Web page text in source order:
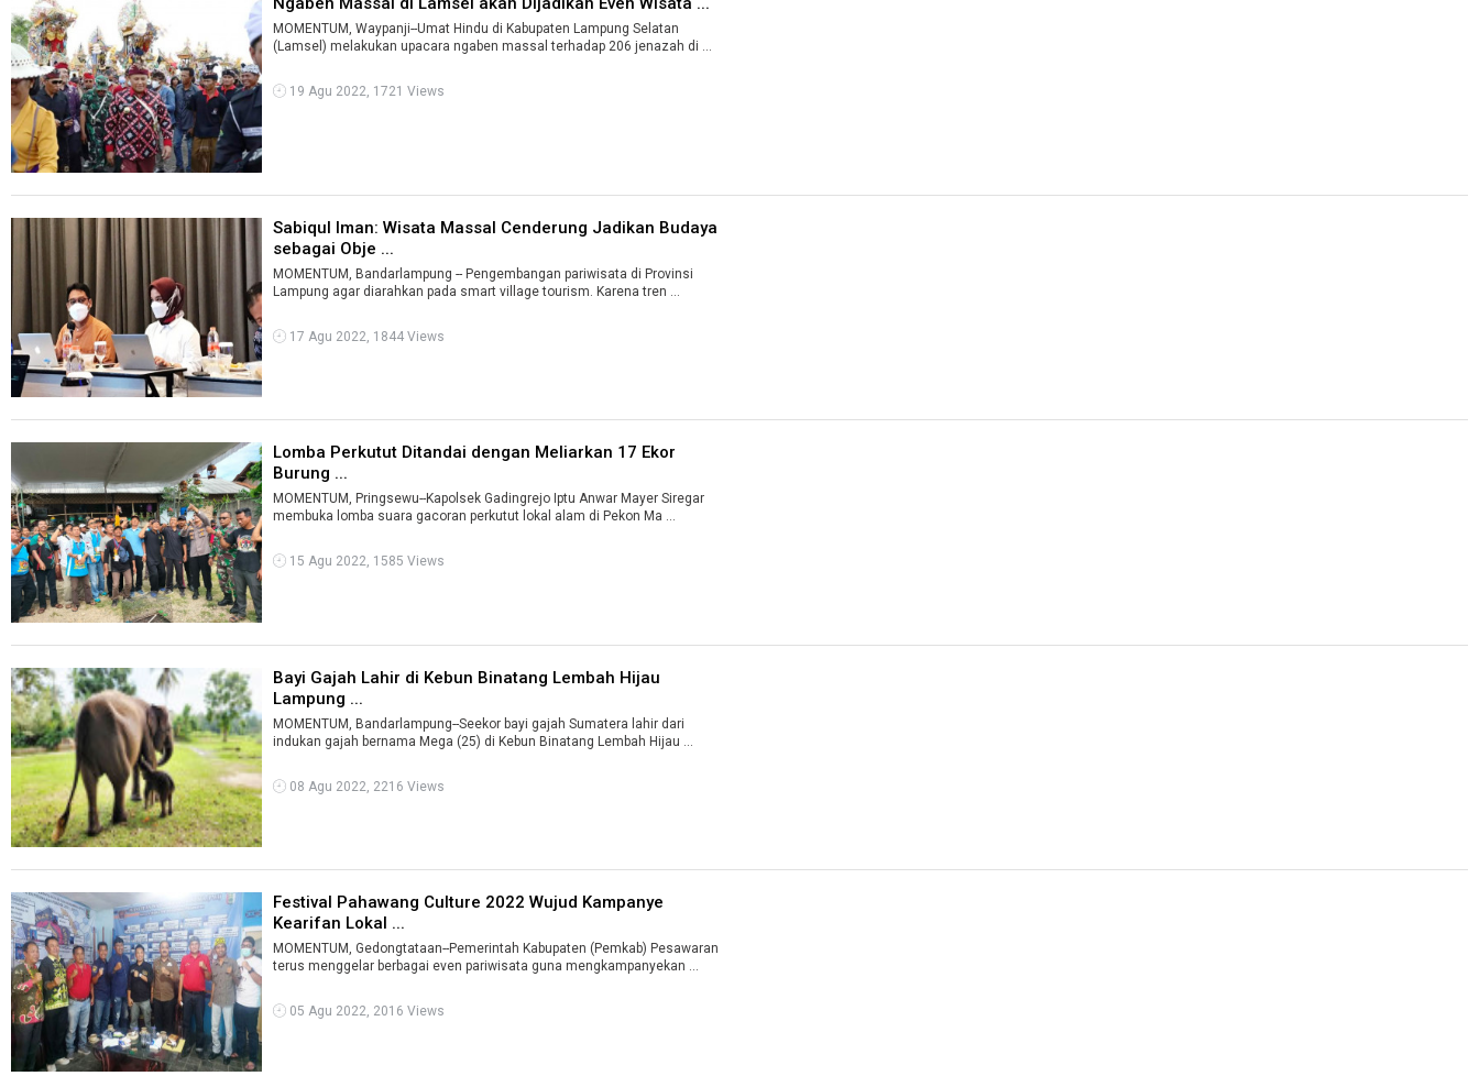
MOMENTUM, Waypanji--Umat Hindu di Kabupaten Lampung Selatan
19 Agu 2022, 1721 Views
Sabiqul Iman: Wisata Massal Cenderung Jadikan Budaya
sebagai Obje ...
MOMENTUM, Bandarlampung -- Pengembangan pariwisata di Provinsi
Lampung agar diarahkan pada smart village tourism. Karena tren ...
17 Agu 2022, 1844 Views
Lomba Perkutut Ditandai dengan Meliarkan 17 Ekor
Burung ...
MOMENTUM, Pringsewu--Kapolsek Gadingrejo Iptu Anwar Mayer Siregar
membuka lomba suara gacoran perkutut lokal alam di Pekon Ma ...
15 Agu 2022, 1585 Views
Bayi Gajah Lahir di Kebun Binatang Lembah Hijau
Lampung ...
MOMENTUM, Bandarlampung--Seekor bayi gajah Sumatera lahir dari
indukan gajah bernama Mega (25) di Kebun Binatang Lembah Hijau ...
08 Agu 2022, 2216 Views
Festival Pahawang Culture 2022 Wujud Kampanye
Kearifan Lokal ...
MOMENTUM, Gedongtataan--Pemerintah Kabupaten (Pemkab) Pesawaran
terus menggelar berbagai even pariwisata guna mengkampanyekan ...
05 Agu 2022, 2016 Views